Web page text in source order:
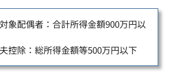
象配偶者：合計所得金額900万円以
控除：総所得金額等500万円以下